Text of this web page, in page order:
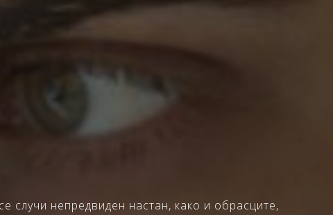
случи непредвиден настан, како и обрасците,